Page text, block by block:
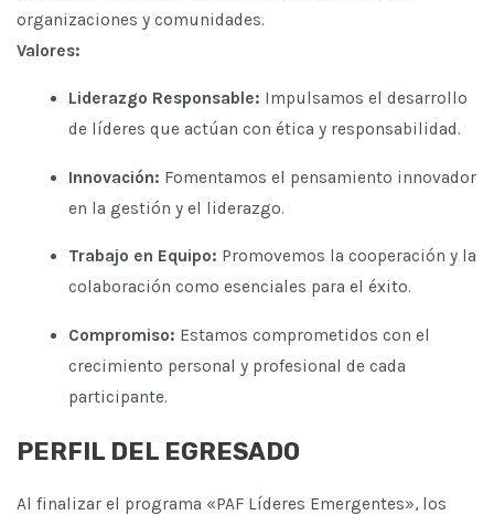
organizaciones y comunidades.
Valores:
Liderazgo Responsable: Impulsamos el desarrollo
de líderes que actúan con ética y responsabilidad.
Innovación: Fomentamos el pensamiento innovador
en la gestión y el liderazgo.
Trabajo en Equipo: Promovemos la cooperación y la
colaboración como esenciales para el éxito.
Compromiso: Estamos comprometidos con el
crecimiento personal y profesional de cada
participante.
PERFIL DEL EGRESADO
Al finalizar el programa «PAF Líderes Emergentes», los